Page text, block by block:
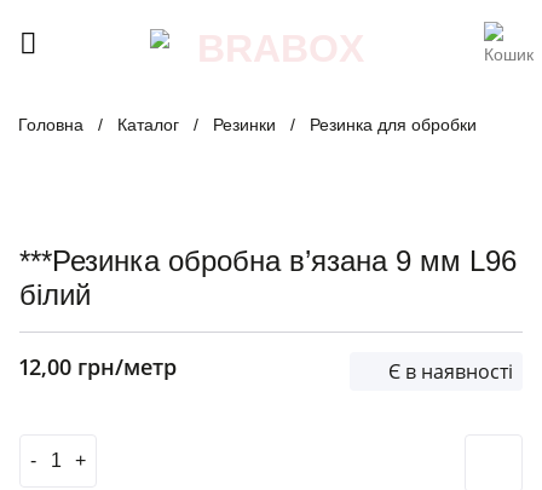
Головна / Каталог / Резинки / Резинка для обробки
***Резинка обробна в’язана 9 мм L96
білий
12,00 грн/метр Є в наявності
***Резинка обробна в'язана 9 мм L96 білий кількість